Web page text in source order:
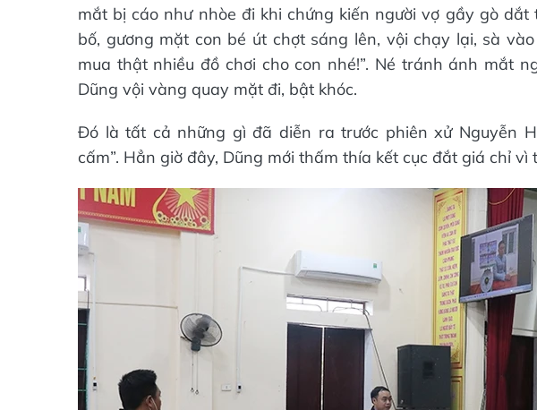
mắt bị cáo như nhòe đi khi chứng kiến người vợ gầy gò
bố, gương mặt con bé út chợt sáng lên, vội chạy lại, sà
mua thật nhiều đồ chơi cho con nhé!”. Né tránh ánh mắt
Dũng vội vàng quay mặt đi, bật khóc.
Đó là tất cả những gì đã diễn ra trước phiên xử Nguyễn
cấm”. Hẳn giờ đây, Dũng mới thấm thía kết cục đắt giá chỉ vì